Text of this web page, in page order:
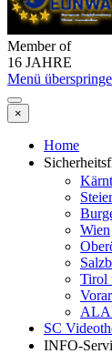
Member of
16 JAHRE
Menü
×
Home
Wien
Tirol
SC
INFO-